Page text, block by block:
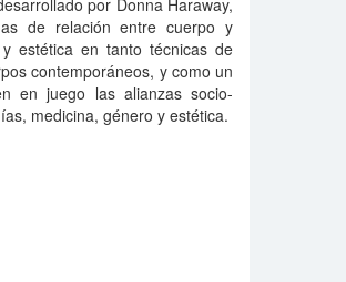
por Donna Haraway,
de relación entre cuerpo y
estética en tanto técnicas de
contemporáneos, y como un
en juego las alianzas socio-
medicina, género y estética.